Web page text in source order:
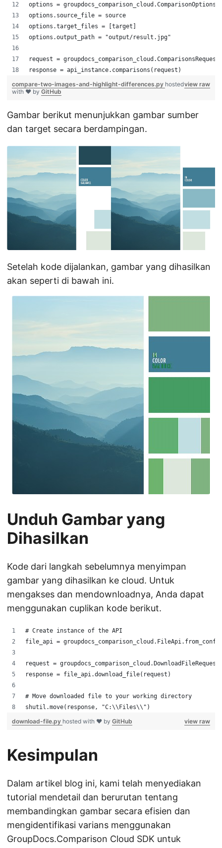
options =
options.source_file = source
options.target_files = [target]
options.output_path = "output/result.jpg"
request =
response = api_instance.comparisons(request)
view raw
compare-two-images-and-highlight-differences.py hosted
with ❤ by GitHub
Gambar berikut menunjukkan gambar sumber
dan target secara berdampingan.
Setelah kode dijalankan, gambar yang dihasilkan
akan seperti di bawah ini.
Unduh Gambar yang
Dihasilkan
Kode dari langkah sebelumnya menyimpan
gambar yang dihasilkan ke cloud. Untuk
mengakses dan mendownloadnya, Anda dapat
menggunakan cuplikan kode berikut.
# Create instance of the API
file_api =
request =
response = file_api.download_file(request)
# Move downloaded file to your working directory
shutil.move(response, "C:\\Files\\")
view raw
download-file.py hosted with ❤ by GitHub
Kesimpulan
Dalam artikel blog ini, kami telah menyediakan
tutorial mendetail dan berurutan tentang
membandingkan gambar secara efisien dan
mengidentifikasi varians menggunakan
GroupDocs.Comparison Cloud SDK untuk